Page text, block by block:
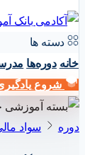
دسته ها
خانه دوره‌ها
شروع
دوره‌ سواد